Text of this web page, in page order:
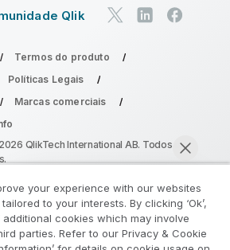
Qlik
Termos do produto
Políticas Legais
Marcas comerciais
QlikTech International AB. Todos os
de Modernização
your experience with our websites
to your interests. By clicking ‘Ok’,
cookies which may involve
parties. Refer to our Privacy & Cookie